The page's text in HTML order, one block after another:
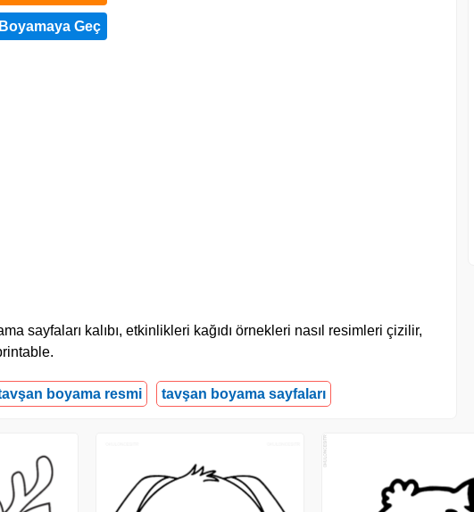
sayfaları kalıbı, etkinlikleri kağıdı örnekleri nasıl resimleri çizilir,
boyama resmi tavşan boyama sayfaları